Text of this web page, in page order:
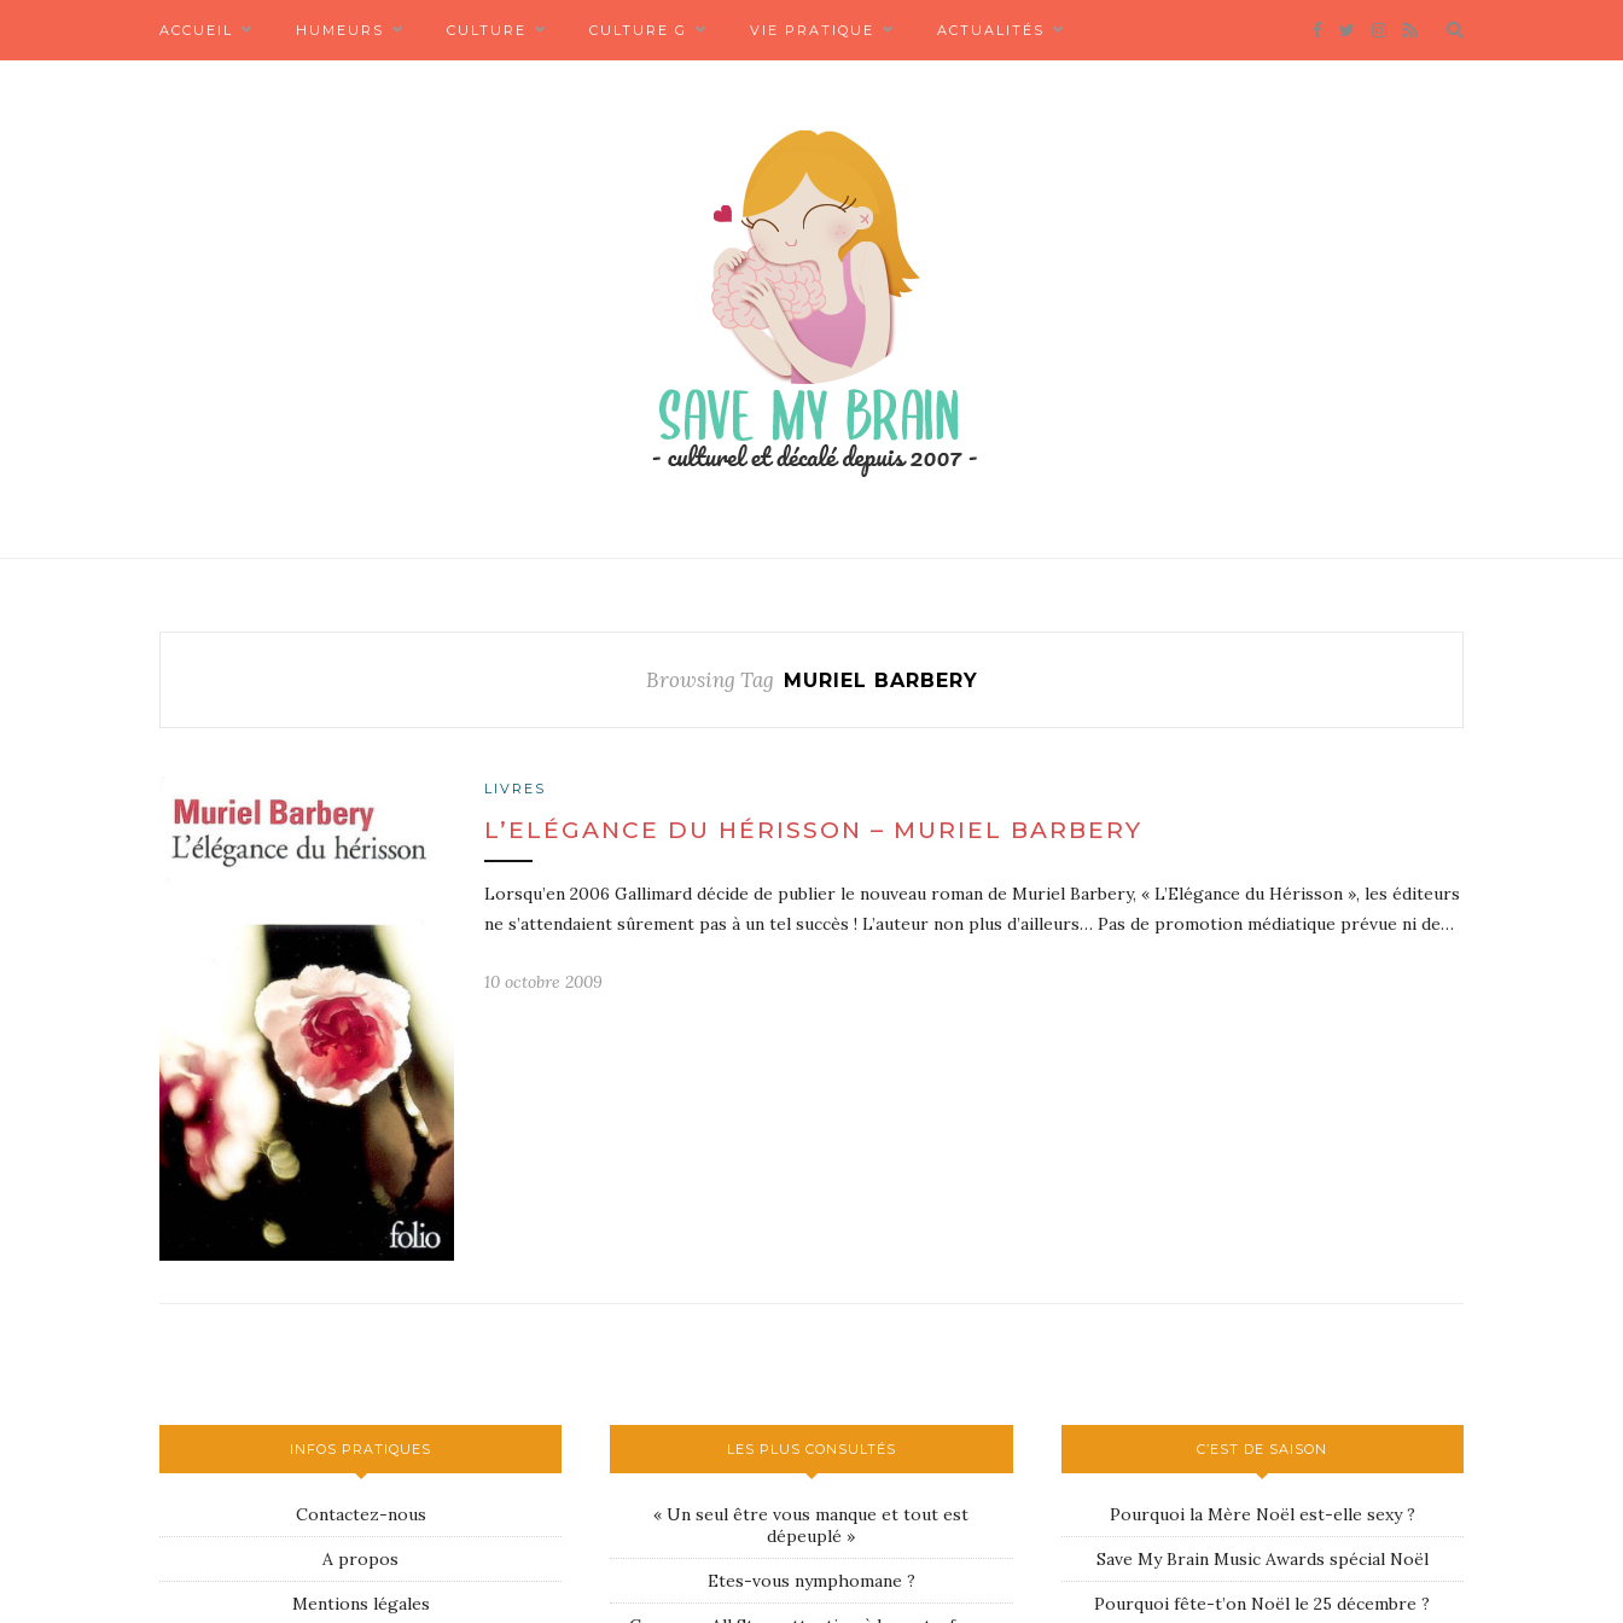
ACCUEIL HUMEURS CULTURE CULTURE G VIE PRATIQUE ACTUALITÉS
Browsing Tag MURIEL BARBERY
LIVRES
L’ELÉGANCE DU HÉRISSON – MURIEL BARBERY
Lorsqu’en 2006 Gallimard décide de publier le nouveau roman de Muriel Barbery, « L’Elégance du Hérisson », les éditeurs
ne s’attendaient sûrement pas à un tel succès ! L’auteur non plus d’ailleurs… Pas de promotion médiatique prévue ni de…
10 octobre 2009
INFOS PRATIQUES
Contactez-nous
A propos
Mentions légales
LES PLUS CONSULTÉS
« Un seul être vous manque et tout est
dépeuplé »
Etes-vous nymphomane ?
C’EST DE SAISON
Pourquoi la Mère Noël est-elle sexy ?
Save My Brain Music Awards spécial Noël
Pourquoi fête-t’on Noël le 25 décembre ?